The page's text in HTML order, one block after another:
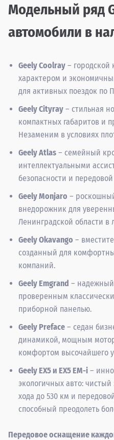
Модельный ряд
автомобили в
Geely Coolray – городской
характером и
для активных поездок по
Geely Cityray – стильная
компактных габаритов и
Незаменим в условиях
Geely Atlas – семейный
интеллектуальными
безопасности и
Geely Monjaro –
внедорожник для
Ленинградской области в
Geely Okavango –
созданный для
компаний.
Geely Emgrand – надежный
проверенным
приборной панелью.
Geely Preface – седан
динамикой, мощным
комфортом высочайшего
Geely EX5 и EX5 EM-i –
экологичных авто:
хода до 530 км и
способный преодолеть
Передовое оснащение